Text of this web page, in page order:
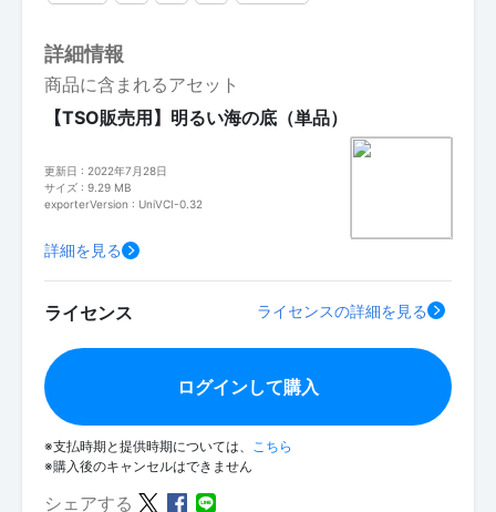
詳細情報
商品に含まれるアセット
【TSO販売用】明るい海の底（単品）
更新日 : 2022年7月28日
サイズ : 9.29 MB
exporterVersion : UniVCI-0.32
詳細を見る
ライセンス ライセンスの詳細を見る
ログインして購入
※支払時期と提供時期については、
こちら
※購入後のキャンセルはできません
シェアする